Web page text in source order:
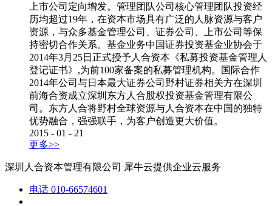
上市公司定向增发。管理团队公司核心管理团队投资经
历均超过19年，在资本市场具有广泛的人脉资源与客户
资源，与众多基金管理公司、证券公司、上市公司等保
持密切合作关系。基金业务中国证券投资基金业协会于
2014年3月25日正式授予人合资本《私募投资基金管理人
登记证书》,为前100家备案的私募管理机构。国际合作
2014年公司与日本最大证券公司野村证券相关方在深圳
前海合资成立深圳东方人合股权投资基金管理有限公
司。东方人合将野村全球资源与人合资本在中国的独特
优势融合，强强联手，为客户创造更大价值。
2015 - 01 - 21
更多>>
深圳人合资本管理有限公司 犀牛云提供企业云服务
电话 010-66574601